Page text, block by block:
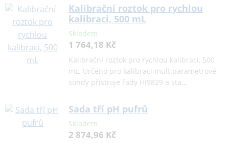
Kalibrační roztok pro rychlou
kalibraci, 500 mL
Skladem
1 764,18 Kč
Kalibrační roztok pro rychlou kalibraci, 500
mL. Určeno pro kalibraci multiparametrové
sondy přístroje řady HI9829 a sta…
Sada tří pH pufrů
Skladem
2 874,96 Kč